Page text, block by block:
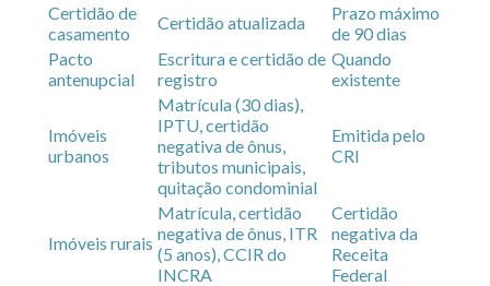
Certidão de
casamento
Certidão atualizada
Prazo máximo
de 90 dias
Pacto
antenupcial
Escritura e certidão de
registro
Quando
existente
Imóveis
urbanos
Matrícula (30 dias),
IPTU, certidão
negativa de ônus,
tributos municipais,
quitação condominial
Emitida pelo
CRI
Imóveis rurais
Matrícula, certidão
negativa de ônus, ITR
(5 anos), CCIR do
INCRA
Certidão
negativa da
Receita
Federal